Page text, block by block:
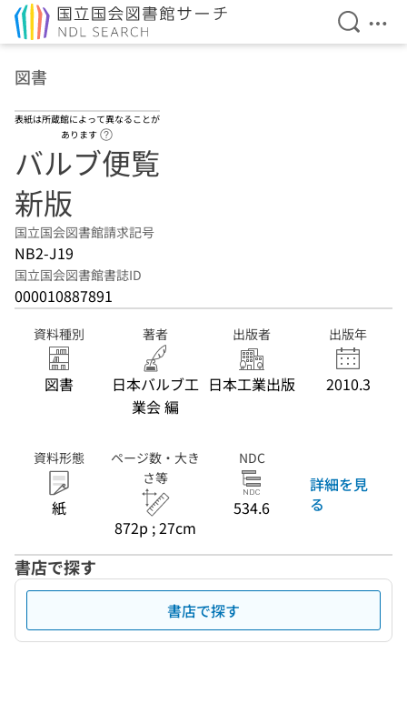
検索を
メ
図書
表紙は所蔵館によって異なることが
あります
バルブ便覧
新版
国立国会図書館請求記号
NB2-J19
国立国会図書館書誌ID
000010887891
資料種別
図書
著者
日本バルブ工
業会 編
出版者
日本工業出版
出版年
2010.3
資料形態
紙
ページ数・大き
さ等
872p ; 27cm
NDC
534.6
詳細を見
る
書店で探す
書店で探す